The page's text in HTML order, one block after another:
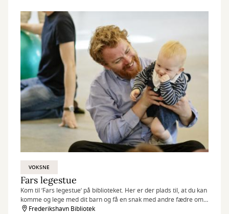
VOKSNE
Fars legestue
Kom til ’Fars legestue’ på biblioteket. Her er der plads til, at du kan
komme og lege med dit barn og få en snak med andre fædre om
stort og småt.
Frederikshavn Bibliotek